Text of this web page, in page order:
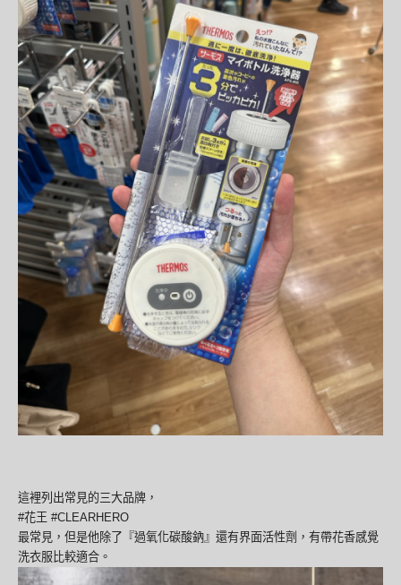
這裡列出常見的三大品牌，
#花王 #CLEARHERO
最常見，但是他除了『過氧化碳酸鈉』還有界面活性劑，有帶花香感覺
洗衣服比較適合。